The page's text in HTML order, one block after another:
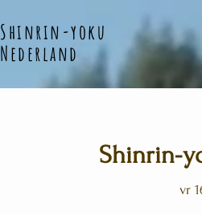
Shinrin-yoku
Nederland
Shinrin-
vr